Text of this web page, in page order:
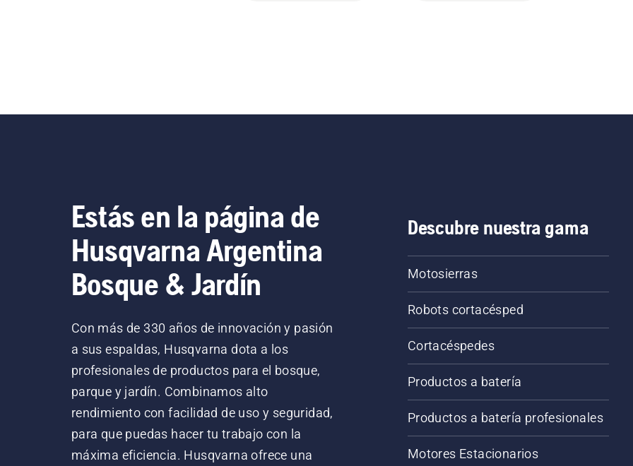
Estás en la página de
Husqvarna Argentina
Bosque & Jardín
Con más de 330 años de innovación y pasión
a sus espaldas, Husqvarna dota a los
profesionales de productos para el bosque,
parque y jardín. Combinamos alto
rendimiento con facilidad de uso y seguridad,
para que puedas hacer tu trabajo con la
máxima eficiencia. Husqvarna ofrece una
Descubre nuestra gama
Motosierras
Robots cortacésped
Cortacéspedes
Productos a batería
Productos a batería profesionales
Motores Estacionarios